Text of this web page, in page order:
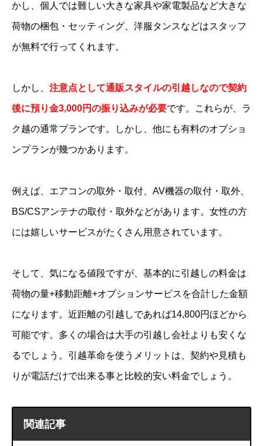
スリルを楽しめる余裕がある方にはいいのかも
— し・ょ･に・ゃ (@yumatora10)
引越革命は、歩きタバコ（最低死んでいい）で
「引越革命」っていう運送会社が母体の引越業
者さんに頼んだんだけど、手際も良いし仕事も
丁寧だし来た人みんな顔が綺麗だったので心か
らオススメしとくね！！！身バレしてもいい私
かし、個人では難しい大きな家具や家電製品など大きな
荷物の梱包・セッティング、洋服タンスなどはスタッフ
が無料で行ってくれます。
しかし、 注意点として通販スタイルの引越しなので契約
後に預り金3,000円の振り込みが必要です。これらが、ラ
ク越の通常プランです。しかし、他にも有料のオプショ
ンプランが幾つかあります。
例えば、エアコンの取外・取付、AV機器の取付・取外、
BS/CSアンテナの取付・取外などがあります。女性の方
には嬉しいサービスがたくさん用意されています。
そして、気になる値段ですが、基本的に引越しの料金は
荷物の量+移動距離+オプションサービスを合計した金額
になります。近距離の引越しであれば14,800円ほどから
可能です。多くの場合は大手の引越し会社よりも安くな
るでしょう。引越革命を使うメリットは、契約や見積も
りが電話だけで出来る事と比較的安い料金でしょう。
関連記事